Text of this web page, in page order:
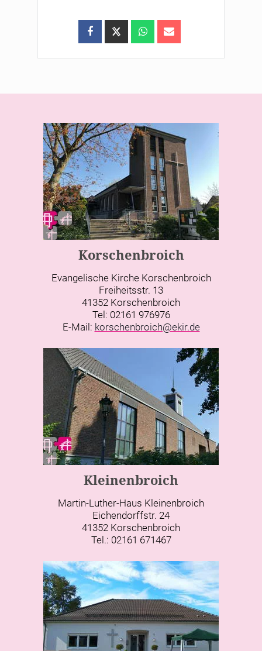
Korschenbroich
Evangelische Kirche Korschenbroich
Freiheitsstr. 13
41352 Korschenbroich
Tel: 02161 976976
E-Mail: korschenbroich@ekir.de
Kleinenbroich
Martin-Luther-Haus Kleinenbroich
Eichendorffstr. 24
41352 Korschenbroich
Tel.: 02161 671467